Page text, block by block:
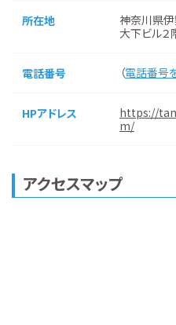
所在地
神奈川県
大下ビル２
電話番号 （電話番号
HPアドレス
https://
m/
アクセスマップ